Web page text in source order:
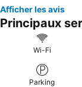
Afficher les avis
Principaux
Wi-Fi
Parking